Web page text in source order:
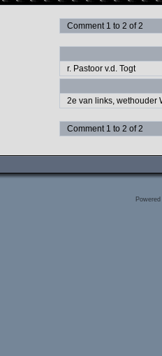
Comment 1 to 2 of 2
r. Pastoor v.d. Togt
2e van links, wethouder
Comment 1 to 2 of 2